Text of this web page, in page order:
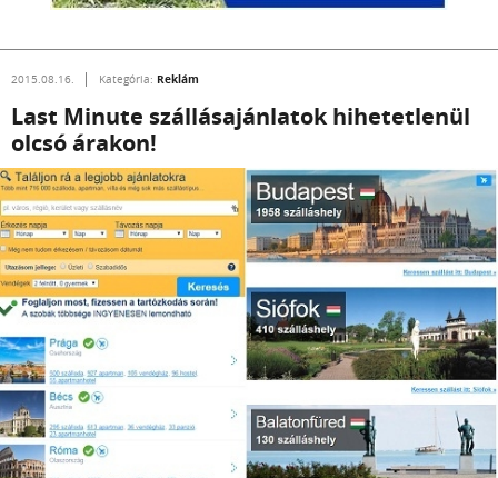
2015.08.16. Kategória: Reklám
Last Minute szállásajánlatok hihetetlenül
olcsó árakon!